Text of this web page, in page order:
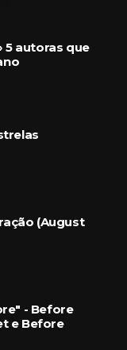
autoras que
(August
- Before
e Before